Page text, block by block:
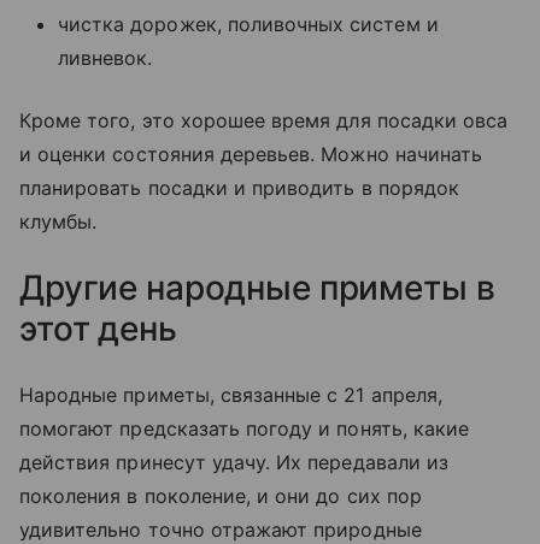
чистка дорожек, поливочных систем и
ливневок.
Кроме того, это хорошее время для посадки овса
и оценки состояния деревьев. Можно начинать
планировать посадки и приводить в порядок
клумбы.
Другие народные приметы в
этот день
Народные приметы, связанные с 21 апреля,
помогают предсказать погоду и понять, какие
действия принесут удачу. Их передавали из
поколения в поколение, и они до сих пор
удивительно точно отражают природные